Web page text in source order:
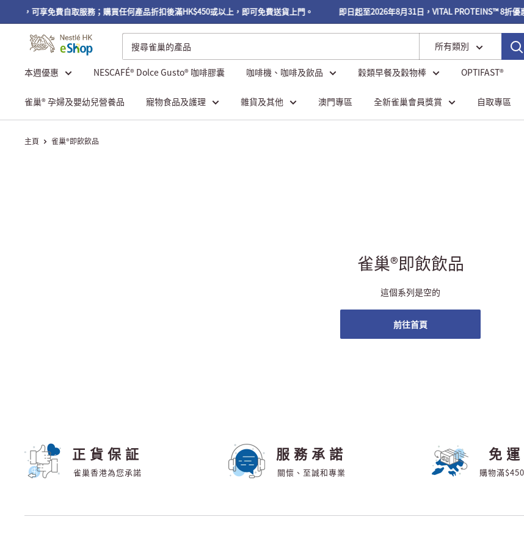
上，可享免費自取服務；購買任何產品折扣後滿HK$450或以上，即可免費送貨上門。 即日起至2026年8月31日，VITAL PROTEINS™ 8折優
所有類別
本週優惠 NESCAFÉ® Dolce Gusto® 咖啡膠囊 咖啡機、咖啡及飲品 穀類早餐及穀物棒 OPTIFAST®
雀巢® 孕婦及嬰幼兒營養品 寵物食品及護理 雜貨及其他 澳門專區 全新雀巢會員獎賞 自取專區
主頁 雀巢®即飲飲品
雀巢®即飲飲品
這個系列是空的
前往首頁
正貨保証
雀巢香港為您承諾
服務承諾
關懷、至誠和專業
免
購物滿